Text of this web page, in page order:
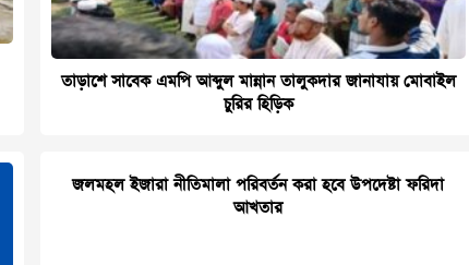
তাড়াশে সাবেক এমপি আব্দুল মান্নান তালুকদার জানাযায় মোবাইল
চুরির হিড়িক
জলমহল ইজারা নীতিমালা পরিবর্তন করা হবে উপদেষ্টা ফরিদা
আখতার